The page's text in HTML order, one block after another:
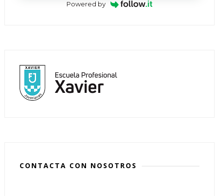
Powered by
CONTACTA CON NOSOTROS